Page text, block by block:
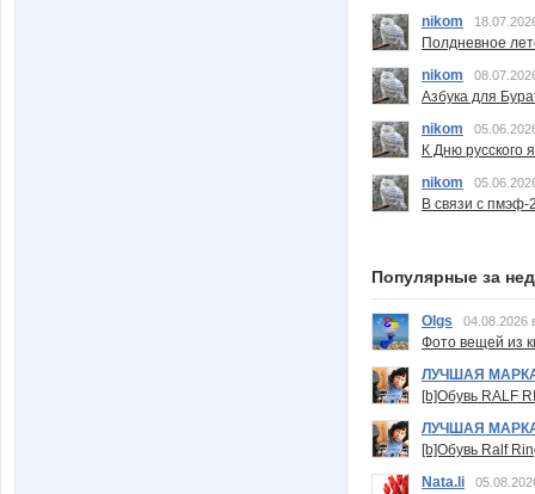
nikom
Полдневное
nikom
Азбука для
nikom
К Дню русского
nikom
В связи с пмэф-
Популярные за
Olgs 04.08.2026
Фото вещей из
ЛУЧШАЯ
[b]Обувь RALF
ЛУЧШАЯ
[b]Обувь Ralf
Nata.li